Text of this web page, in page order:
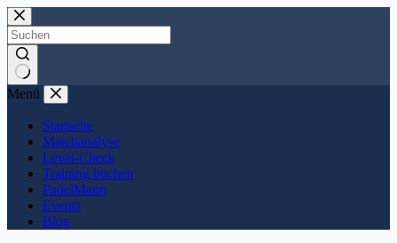
Zum
Inhalt
springen
Keine
Ergebnisse
Menü
Startseite
Matchanalyse
Level-Check
Training buchen
PadelMann
Events
Blog